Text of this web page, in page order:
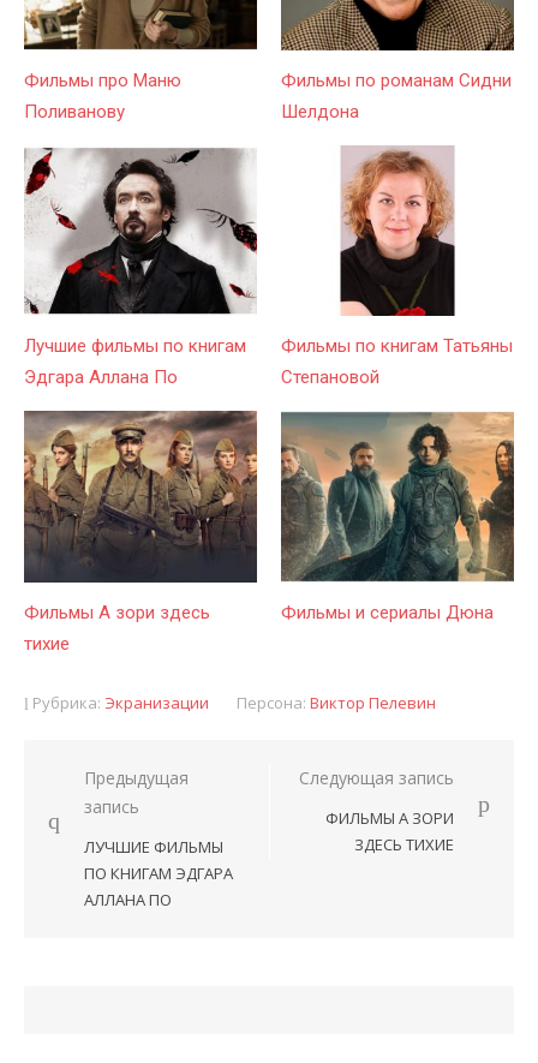
Фильмы про Маню
Поливанову
Фильмы по романам Сидни
Шелдона
Лучшие фильмы по книгам
Эдгара Аллана По
Фильмы по книгам Татьяны
Степановой
Фильмы А зори здесь
тихие
Фильмы и сериалы Дюна
Рубрика: Экранизации Персона: Виктор Пелевин
Навигация
по
записям
Предыдущая
запись
ЛУЧШИЕ ФИЛЬМЫ
ПО КНИГАМ ЭДГАРА
АЛЛАНА ПО
Следующая запись
ФИЛЬМЫ А ЗОРИ
ЗДЕСЬ ТИХИЕ